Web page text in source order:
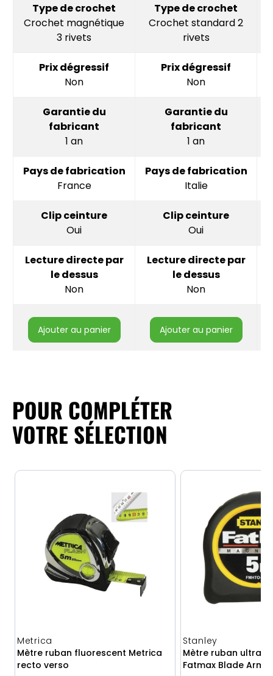
Type de crochet
Crochet magnétique
3 rivets
Type de crochet
Crochet standard 2
rivets
Prix dégressif
Non
Prix dégressif
Non
Garantie du
fabricant
1 an
Garantie du
fabricant
1 an
Pays de fabrication
France
Pays de fabrication
Italie
Clip ceinture
Oui
Clip ceinture
Oui
Lecture directe par
le dessus
Non
Lecture directe par
le dessus
Non
ajouter au panier ajouter au panier
POUR COMPLÉTER
VOTRE SÉLECTION
Metrica
Mètre ruban fluorescent Metrica
recto verso
Stanley
Mètre ruban ultra
Fatmax Blade